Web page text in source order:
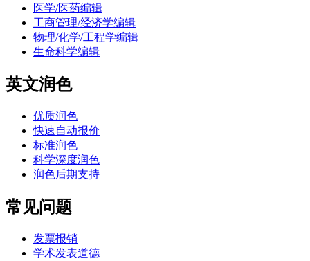
医学/医药编辑
工商管理/经济学编辑
物理/化学/工程学编辑
生命科学编辑
英文润色
优质润色
快速自动报价
标准润色
科学深度润色
润色后期支持
常见问题
发票报销
学术发表道德